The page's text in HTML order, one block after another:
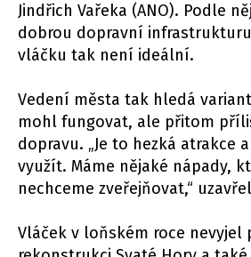
Jindřich Vařeka (ANO). Podle
dobrou dopravní
vláčku tak není ideální.
Vedení města tak hledá
mohl fungovat, ale přitom
dopravu. „Je to hezká atrakce
využít. Máme nějaké nápady,
nechceme zveřejňovat,“
Vláček v loňském roce nevyjel